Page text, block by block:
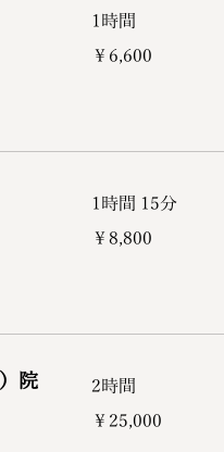
1時間
円
￥6,600
1時間 15分
円
￥8,800
院
2時間
円
￥25,000